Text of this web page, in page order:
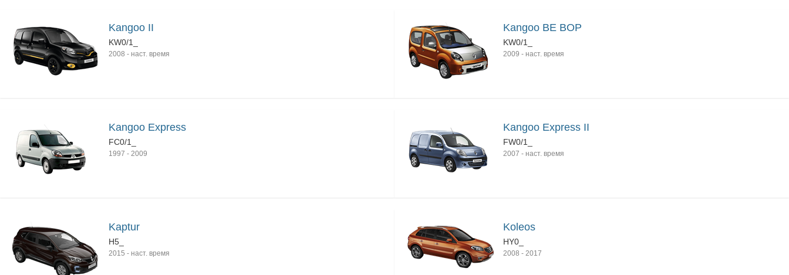
Kangoo II
KW0/1_
2008 - наст. время
Kangoo BE BOP
KW0/1_
2009 - наст. время
Kangoo Express
FC0/1_
1997 - 2009
Kangoo Express II
FW0/1_
2007 - наст. время
Kaptur
H5_
2015 - наст. время
Koleos
HY0_
2008 - 2017